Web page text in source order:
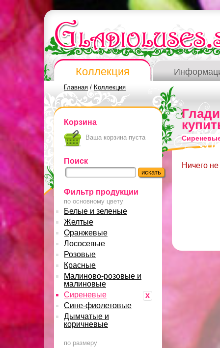
Коллекция
Главная / Коллекция
Корзина
Ваша корзина пуста
Поиск
Фильтр продукции
по основному цвету
Белые и зеленые
Желтые
Оранжевые
Лососевые
Розовые
Красные
Малиново-розовые и
малиновые
x
Сиреневые
Сине-фиолетовые
Дымчатые и
коричневые
по размеру
Ничего